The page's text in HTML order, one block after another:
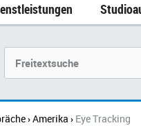
›Amerika › Eye Tracking